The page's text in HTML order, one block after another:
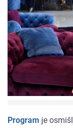
Program je